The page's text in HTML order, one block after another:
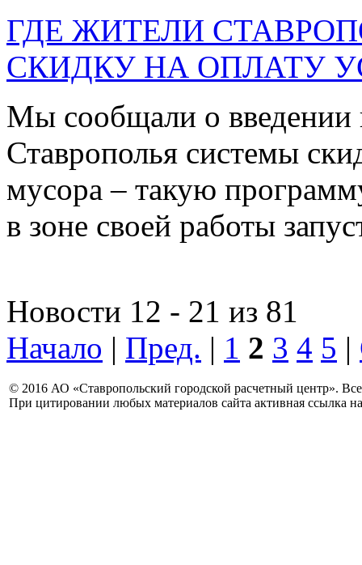
ГДЕ ЖИТЕЛИ
СКИДКУ НА ОПЛАТУ
Мы сообщали о введении
Ставрополья системы
мусора – такую
в зоне своей работы
Новости 12 - 21 из 81
Начало | Пред. | 1 2 3 4 5 |
© 2016 АО «Ставропольский городской расчетный центр».
При цитировании любых материалов сайта активная ссылка